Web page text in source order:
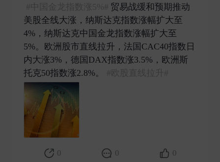
贸易战缓和预期推动
美股全线大涨，纳斯达克指数涨幅扩大至
4%，纳斯达克中国金龙指数涨幅扩大至
5%。欧洲股市直线拉升，法国CAC40指数日
内大涨3%，德国DAX指数涨3.5%，欧洲斯
托克50指数涨2.8%。
0 0 0